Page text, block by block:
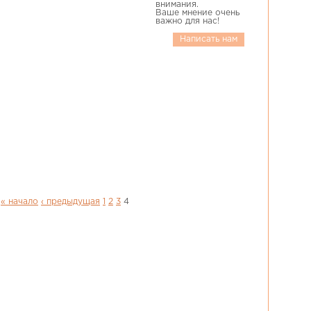
внимания.
Ваше мнение очень
важно для нас!
Написать нам
« начало ‹ предыдущая 1 2 3 4